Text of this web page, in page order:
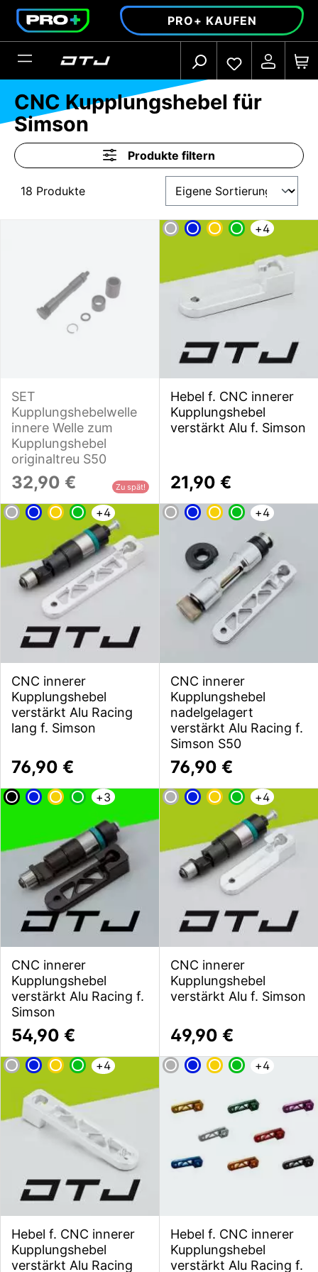
springen PRO+ KAUFEN
CNC Kupplungshebel für
Simson
Produkte filtern
18 Produkte
SET
Kupplungshebelwelle
innere Welle zum
Kupplungshebel
originaltreu S50
32,90 € Zu spät!
+4
Hebel f. CNC innerer
Kupplungshebel
verstärkt Alu f. Simson
21,90 €
+4
CNC innerer
Kupplungshebel
verstärkt Alu Racing
lang f. Simson
76,90 €
+4
CNC innerer
Kupplungshebel
nadelgelagert
verstärkt Alu Racing f.
Simson S50
76,90 €
+3
CNC innerer
Kupplungshebel
verstärkt Alu Racing f.
Simson
54,90 €
+4
CNC innerer
Kupplungshebel
verstärkt Alu f. Simson
49,90 €
+4
Hebel f. CNC innerer
Kupplungshebel
verstärkt Alu Racing
+4
Hebel f. CNC innerer
Kupplungshebel
verstärkt Alu Racing f.